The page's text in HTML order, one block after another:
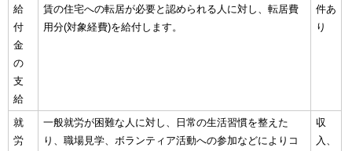
給
付
金
の
支
給
賃の住宅への転居が必要と認められる人に対し、転居費
用分(対象経費)を給付します。
件あ
り
就
労
一般就労が困難な人に対し、日常の生活習慣を整えた
り、職場見学、ボランティア活動への参加などによりコ
収
入、